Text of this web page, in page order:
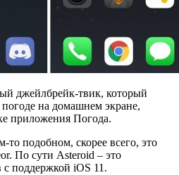
джейлбрейк-твик, который
на домашнем экране,
приложения Погода.
подобном, скорее всего, это
По сути Asteroid – это
поддержкой iOS 11.